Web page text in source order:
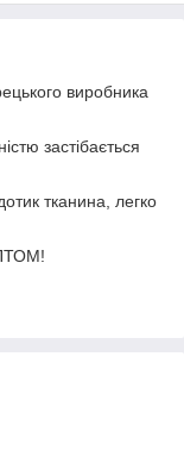
виробника
застібається
тканина, легко